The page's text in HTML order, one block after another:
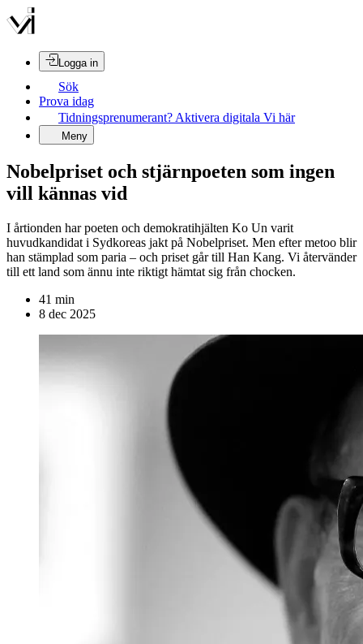
Logga in
Sök
Prova idag
Tidningsprenumerant? Aktivera digitala Vi här
Meny
Nobelpriset och stjärnpoeten som ingen
vill kännas vid
I årtionden har poeten och demokratihjälten Ko Un varit
huvudkandidat i Sydkoreas jakt på Nobelpriset. Men efter metoo blir
han stämplad som paria – och priset går till Han Kang. Vi återvänder
till ett land som ännu inte riktigt hämtat sig från chocken.
41 min
8 dec 2025